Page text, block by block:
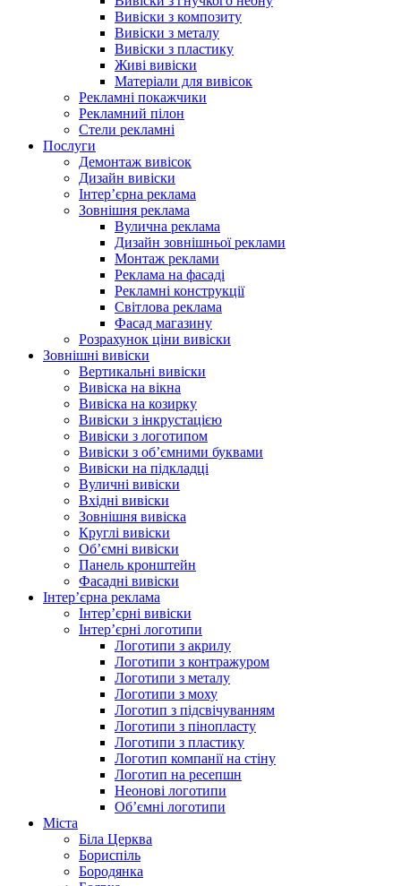
Вивіски з композиту
Вивіски з металу
Вивіски з пластику
Живі вивіски
Матеріали для вивісок
Рекламні покажчики
Рекламний пілон
Стели рекламні
Послуги
Демонтаж вивісок
Дизайн вивіски
Інтер’єрна реклама
Зовнішня реклама
Вулична реклама
Дизайн зовнішньої реклами
Монтаж реклами
Реклама на фасаді
Рекламні конструкції
Світлова реклама
Фасад магазину
Розрахунок ціни вивіски
Зовнішні вивіски
Вертикальні вивіски
Вивіска на вікна
Вивіска на козирку
Вивіски з інкрустацією
Вивіски з логотипом
Вивіски з об’ємними буквами
Вивіски на підкладці
Вуличні вивіски
Вхідні вивіски
Зовнішня вивіска
Круглі вивіски
Об’ємні вивіски
Панель кронштейн
Фасадні вивіски
Інтер’єрна реклама
Інтер’єрні вивіски
Інтер’єрні логотипи
Логотипи з акрилу
Логотипи з контражуром
Логотипи з металу
Логотипи з моху
Логотип з підсвічуванням
Логотипи з пінопласту
Логотипи з пластику
Логотип компанії на стіну
Логотип на ресепшн
Неонові логотипи
Об’ємні логотипи
Міста
Біла Церква
Бориспіль
Бородянка